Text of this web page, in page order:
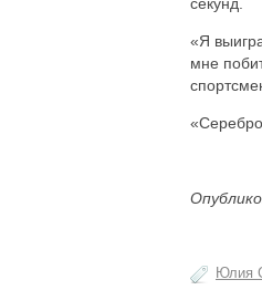
«Я
мне
Юлия